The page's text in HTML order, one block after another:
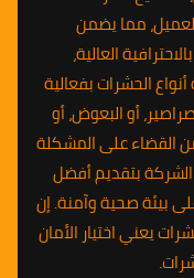
مما يضمن
العالية،
الحشرات بفعالية
أو البعوض، أو
القضاء على المشكلة
بتقديم أفضل
بيئة صحية وآمنة. إن
يعني اختيار الأمان